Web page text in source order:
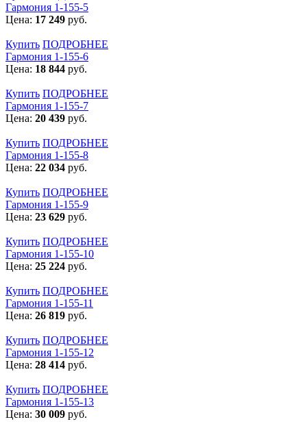
Гармония 1-155-5
Цена: 17 249 руб.
Купить ПОДРОБНЕЕ
Гармония 1-155-6
Цена: 18 844 руб.
Купить ПОДРОБНЕЕ
Гармония 1-155-7
Цена: 20 439 руб.
Купить ПОДРОБНЕЕ
Гармония 1-155-8
Цена: 22 034 руб.
Купить ПОДРОБНЕЕ
Гармония 1-155-9
Цена: 23 629 руб.
Купить ПОДРОБНЕЕ
Гармония 1-155-10
Цена: 25 224 руб.
Купить ПОДРОБНЕЕ
Гармония 1-155-11
Цена: 26 819 руб.
Купить ПОДРОБНЕЕ
Гармония 1-155-12
Цена: 28 414 руб.
Купить ПОДРОБНЕЕ
Гармония 1-155-13
Цена: 30 009 руб.